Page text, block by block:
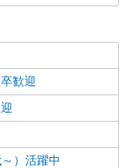
い有/週払い有/交
を見る
歓迎
）活躍中